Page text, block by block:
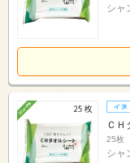
シャ
ＣＨ
25枚
シャ